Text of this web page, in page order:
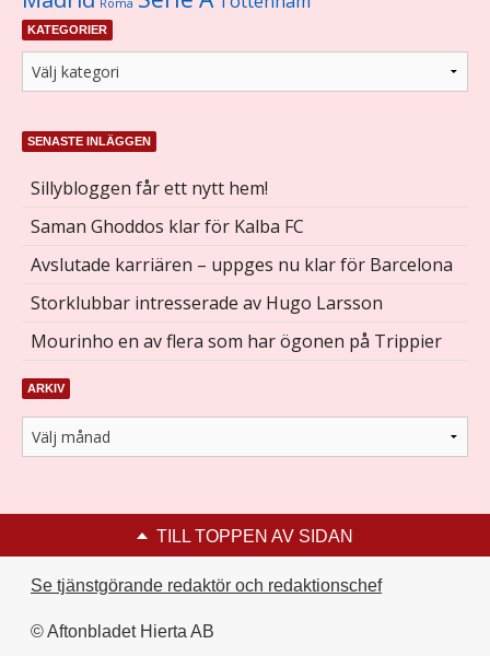
Roma
KATEGORIER
SENASTE INLÄGGEN
Sillybloggen får ett nytt hem!
Saman Ghoddos klar för Kalba FC
Avslutade karriären – uppges nu klar för Barcelona
Storklubbar intresserade av Hugo Larsson
Mourinho en av flera som har ögonen på Trippier
ARKIV
TILL TOPPEN AV SIDAN
Se tjänstgörande redaktör och redaktionschef
© Aftonbladet Hierta AB